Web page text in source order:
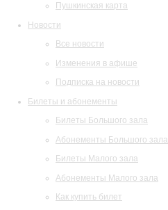
Пушкинская карта
Новости
Все новости
Изменения в афише
Подписка на новости
Билеты и абонементы
Билеты Большого зала
Абонементы Большого зала
Билеты Малого зала
Абонементы Малого зала
Как купить билет